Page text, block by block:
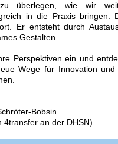
zu überlegen, wie wir
in die Praxis bringen.
Er entsteht durch
Gestalten.
Perspektiven ein und
Wege für Innovation und
Bobsin
4transfer an der DHSN)